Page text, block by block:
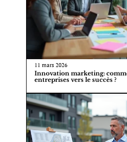
11 mars 2026
Innovation marketing:
entreprises vers le succès ?